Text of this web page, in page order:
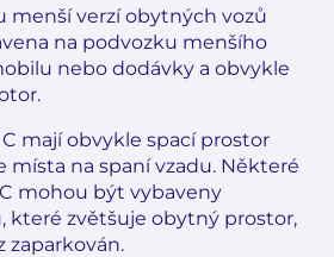
menší verzí obytných vozů
na podvozku menšího
nebo dodávky a obvykle
mají obvykle spací prostor
místa na spaní vzadu. Některé
mohou být vybaveny
které zvětšuje obytný prostor,
zaparkován.